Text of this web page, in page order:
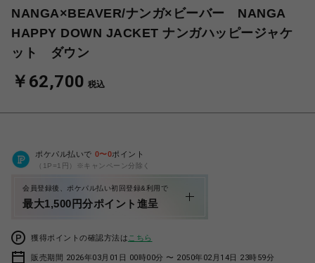
NANGA×BEAVER/ナンガ×ビーバー NANGA
HAPPY DOWN JACKET ナンガハッピージャケ
ット ダウン
￥62,700 税込
ポケパル払いで 0〜0ポイント
（1P=1円）※キャンペーン分除く
会員登録後、ポケパル払い初回登録&利用で
最大1,500円分ポイント進呈
獲得ポイントの確認方法は こちら
販売期間 2026年03月01日 00時00分 〜 2050年02月14日 23時59分